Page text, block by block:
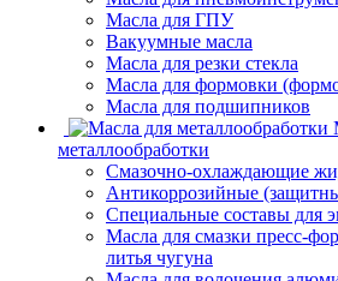
Масла для ГПУ
Вакуумные масла
Масла для резки стекла
Масла для формовки
Масла для подшипников
металлообработки
Смазочно-охлаждающие
Антикоррозийные
Специальные составы для
Масла для смазки пресс-
литья чугуна